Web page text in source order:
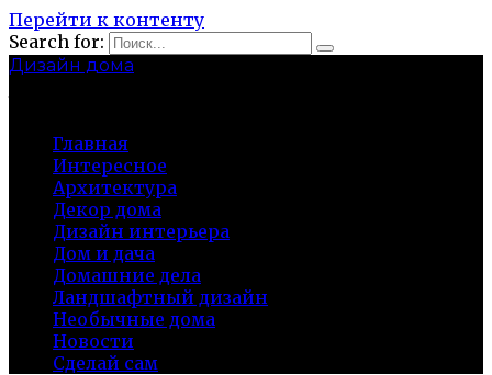
Перейти к контенту
Search for:
Дизайн дома
Главная
Интересное
Архитектура
Декор дома
Дизайн интерьера
Дом и дача
Домашние дела
Ландшафтный дизайн
Необычные дома
Новости
Сделай сам